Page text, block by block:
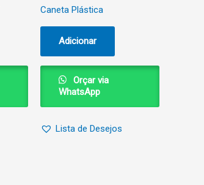
Caneta Plástica
Adicionar
Orçar via
WhatsApp
Lista de Desejos